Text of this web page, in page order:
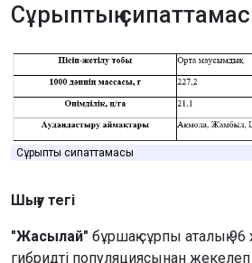
Сұрыптың
Сұрыптың сипаттамасы
Шығу тегі
"Жасылай" бұршақ сұрпы аталық 96
гибридті популяциясынан жекелеп